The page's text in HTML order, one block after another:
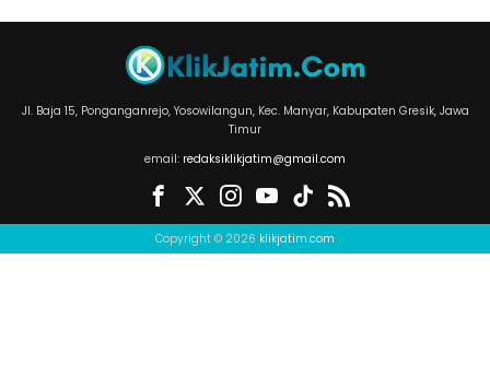
Jl. Baja 15, Ponganganrejo, Yosowilangun, Kec. Manyar, Kabupaten Gresik, Jawa
Timur
email: redaksiklikjatim@gmail.com
Copyright © 2026 klikjatim.com